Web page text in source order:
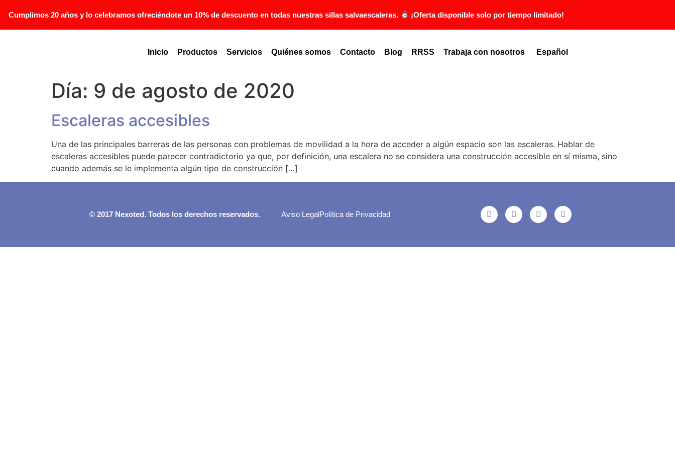
Cumplimos 20 años y lo celebramos ofreciéndote un 10% de descuento en todas nuestras sillas salvaescaleras. ¡Oferta disponible solo por tiempo limitado!
Inicio Productos Servicios Quiénes somos Contacto Blog RRSS Trabaja con nosotros Español
Día: 9 de agosto de 2020
Escaleras accesibles
Una de las principales barreras de las personas con problemas de movilidad a la hora de acceder a algún espacio son las escaleras. Hablar de
escaleras accesibles puede parecer contradictorio ya que, por definición, una escalera no se considera una construcción accesible en sí misma, sino
cuando además se le implementa algún tipo de construcción […]
© 2017 Nexoted. Todos los derechos reservados. Aviso LegalPolítica de Privacidad